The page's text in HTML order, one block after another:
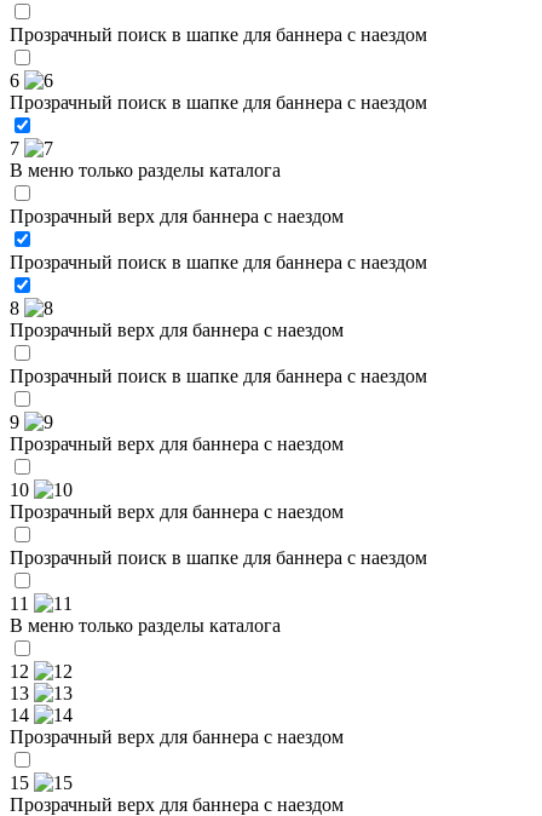
Прозрачный поиск в шапке для баннера с наездом
6
Прозрачный поиск в шапке для баннера с наездом
7
В меню только разделы каталога
Прозрачный верх для баннера с наездом
Прозрачный поиск в шапке для баннера с наездом
8
Прозрачный верх для баннера с наездом
Прозрачный поиск в шапке для баннера с наездом
9
Прозрачный верх для баннера с наездом
10
Прозрачный верх для баннера с наездом
Прозрачный поиск в шапке для баннера с наездом
11
В меню только разделы каталога
12
13
14
Прозрачный верх для баннера с наездом
15
Прозрачный верх для баннера с наездом